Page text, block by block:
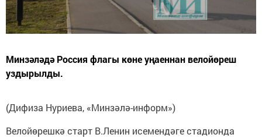
Минзәләдә Россия флагы көне уңаеннан велойөреш
уздырылды.
(Дифиза Нуриева, «Минзәлә-информ»)
Велойөрешкә старт В.Ленин исемендәге стадионда